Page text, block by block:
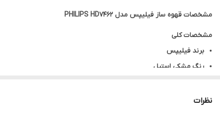
مشخصات قهوه ساز فیلیپس مدل PHILIPS HD7462
مشخصات کلی
برند فیلیپس
رنگ مشکی استیل
مشخصات فنی
نظرات